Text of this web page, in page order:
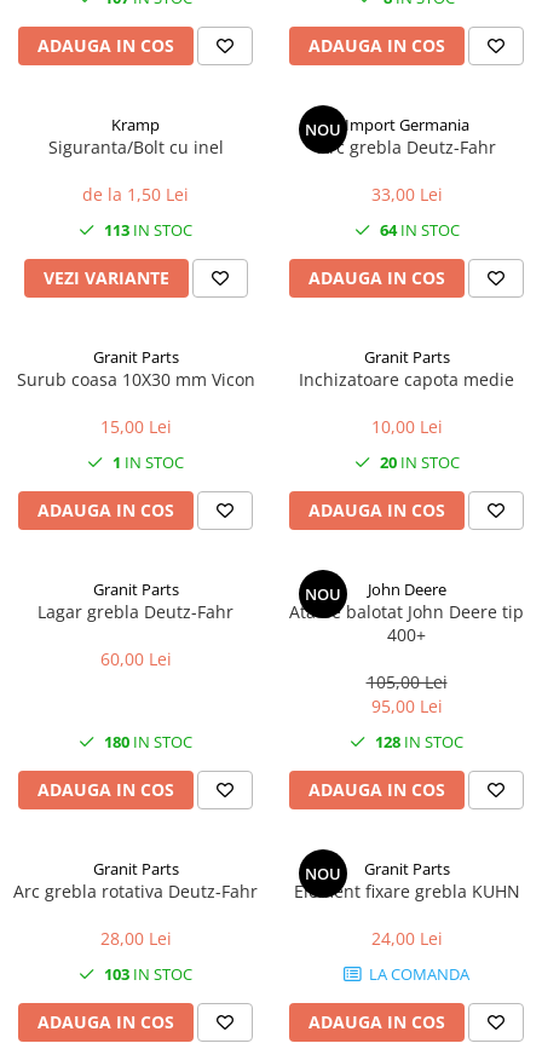
1.8.5. Transmisie punte fața 2 WD
(2x4)
1.8.6. Transmisie punte fața 4 WD
(4x4)
1.8.7. Direcție
transmisie
1.8.10. Volante
1.8.11. Ambreaje lamelare și
2. Piese Utilaje Agricole
2.1.1. Semănătoare
2.1.4. Grapă rotativă și cu discuri
2.1.6. Tocator resturi vegetale
2.1.7. Tocator forestier si concasor
de piatra
2.2. Administrare Dejectii &
ADAUGA IN COS ADAUGA IN COS
Kramp
Siguranta/Bolt cu inel
de la 1,50 Lei
113 IN STOC
VEZI VARIANTE
NOUImport Germania
Arc grebla Deutz-Fahr
33,00 Lei
64IN STOC
ADAUGA IN COS
Granit Parts
Surub coasa 10X30 mm Vicon
15,00 Lei
1 IN STOC
ADAUGA IN COS
Granit Parts
Inchizatoare capota medie
10,00 Lei
20IN STOC
ADAUGA IN COS
Granit Parts
Lagar grebla Deutz-Fahr
60,00 Lei
180 IN STOC
ADAUGA IN COS
NOU John Deere
Ata de balotat John Deere tip
400+
105,00 Lei
95,00 Lei
128 IN STOC
ADAUGA IN COS
Granit Parts
Arc grebla rotativa Deutz-Fahr
28,00 Lei
103 IN STOC
ADAUGA IN COS
NOU Granit Parts
Element fixare grebla KUHN
24,00 Lei
LA COMANDA
ADAUGA IN COS